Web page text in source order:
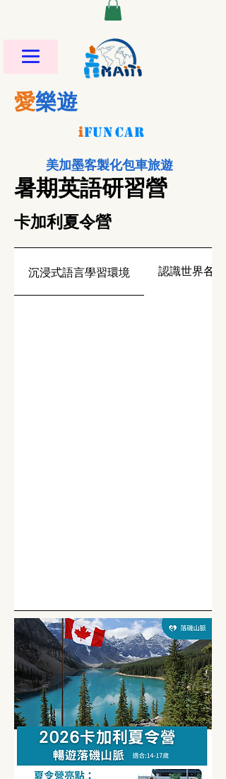
愛樂遊
iFUNCAR
美加墨客製化包車旅遊
暑期英語研習營
卡加利夏令營
沉浸式語言學習環境 認識世界各地